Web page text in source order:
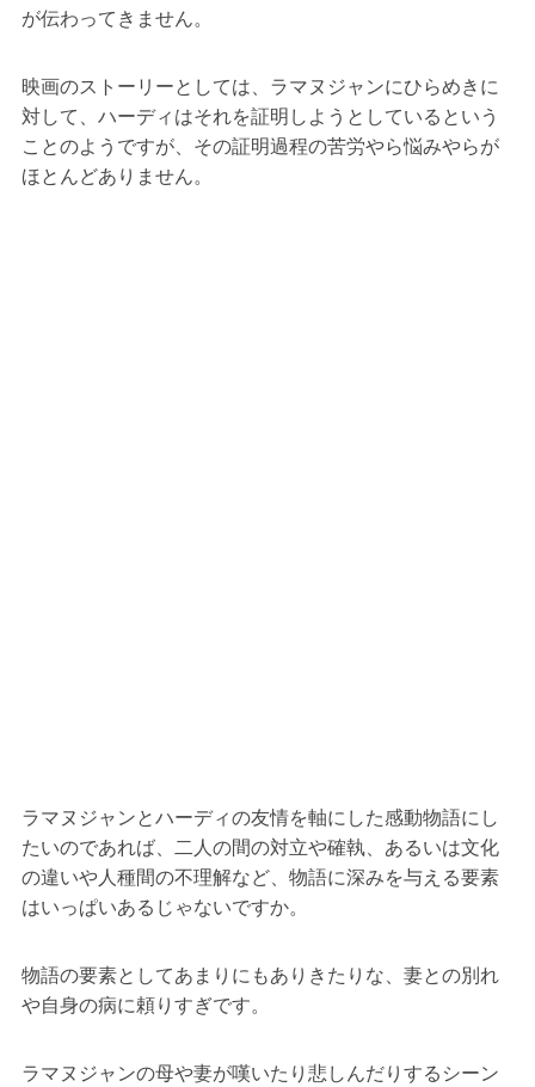
が伝わってきません。
映画のストーリーとしては、ラマヌジャンにひらめきに
対して、ハーディはそれを証明しようとしているという
ことのようですが、その証明過程の苦労やら悩みやらが
ほとんどありません。
ラマヌジャンとハーディの友情を軸にした感動物語にし
たいのであれば、二人の間の対立や確執、あるいは文化
の違いや人種間の不理解など、物語に深みを与える要素
はいっぱいあるじゃないですか。
物語の要素としてあまりにもありきたりな、妻との別れ
や自身の病に頼りすぎです。
ラマヌジャンの母や妻が嘆いたり悲しんだりするシーン